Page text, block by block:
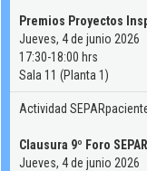
Premios Proyectos
Jueves, 4 de junio 2026
17:30-18:00 hrs
Sala 11 (Planta 1)
Actividad
Clausura 9º Foro
Jueves, 4 de junio 2026